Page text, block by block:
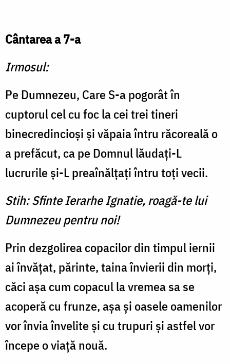
Cântarea a 7-a
Irmosul:
Pe Dumnezeu, Care S-a pogorât în
cuptorul cel cu foc la cei trei tineri
binecredincioși și văpaia întru răcoreală o
a prefăcut, ca pe Domnul lăudați-L
lucrurile și-L preaînălțați întru toți vecii.
Stih: Sfinte Ierarhe Ignatie, roagă-te lui
Dumnezeu pentru noi!
Prin dezgolirea copacilor din timpul iernii
ai învățat, părinte, taina învierii din morți,
căci așa cum copacul la vremea sa se
acoperă cu frunze, așa și oasele oamenilor
vor învia învelite și cu trupuri și astfel vor
începe o viață nouă.